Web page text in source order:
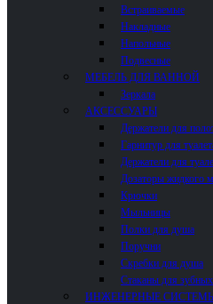
Встраиваемые
Накладные
Напольные
Подвесные
МЕБЕЛЬ ДЛЯ ВАННОЙ
Зеркала
АКСЕССУАРЫ
Держатели для
Гарнитур для
Держатели для
Дозаторы жидкого
Крючки
Мыльницы
Полки для душа
Поручни
Скребки для душа
Стаканы для
ИНЖЕНЕРНЫЕ